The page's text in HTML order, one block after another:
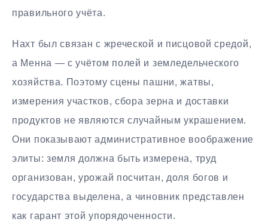
правильного учёта.
Нахт был связан с жреческой и писцовой средой,
а Менна — с учётом полей и земледельческого
хозяйства. Поэтому сцены пашни, жатвы,
измерения участков, сбора зерна и доставки
продуктов не являются случайным украшением.
Они показывают административное воображение
элиты: земля должна быть измерена, труд
организован, урожай посчитан, доля богов и
государства выделена, а чиновник представлен
как гарант этой упорядоченности.